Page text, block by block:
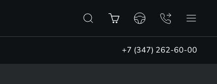
+7 (347) 262-60-00